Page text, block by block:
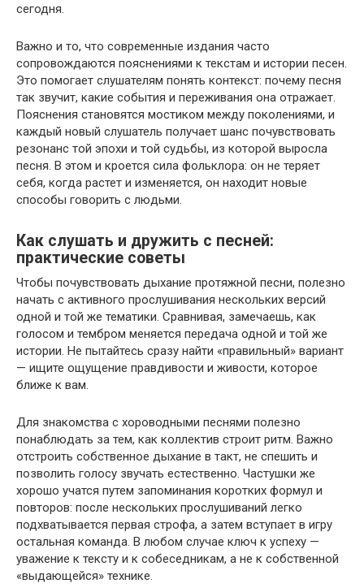
сегодня.
Важно и то, что современные издания часто
сопровождаются пояснениями к текстам и истории песен.
Это помогает слушателям понять контекст: почему песня
так звучит, какие события и переживания она отражает.
Пояснения становятся мостиком между поколениями, и
каждый новый слушатель получает шанс почувствовать
резонанс той эпохи и той судьбы, из которой выросла
песня. В этом и кроется сила фольклора: он не теряет
себя, когда растет и изменяется, он находит новые
способы говорить с людьми.
Как слушать и дружить с песней:
практические советы
Чтобы почувствовать дыхание протяжной песни, полезно
начать с активного прослушивания нескольких версий
одной и той же тематики. Сравнивая, замечаешь, как
голосом и тембром меняется передача одной и той же
истории. Не пытайтесь сразу найти «правильный» вариант
— ищите ощущение правдивости и живости, которое
ближе к вам.
Для знакомства с хороводными песнями полезно
понаблюдать за тем, как коллектив строит ритм. Важно
отстроить собственное дыхание в такт, не спешить и
позволить голосу звучать естественно. Частушки же
хорошо учатся путем запоминания коротких формул и
повторов: после нескольких прослушиваний легко
подхватывается первая строфа, а затем вступает в игру
остальная команда. В любом случае ключ к успеху —
уважение к тексту и к собеседникам, а не к собственной
«выдающейся» технике.